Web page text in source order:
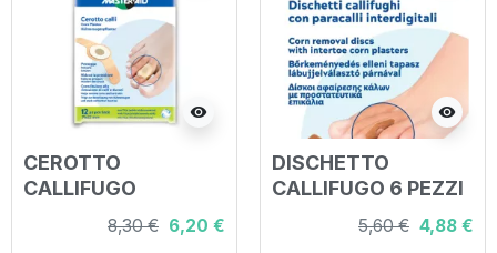
visibility
CEROTTO
CALLIFUGO
MASTER-AID
FOOTCARE 71X22
8,30 € 6,20 €
visibility
DISCHETTO
CALLIFUGO 6 PEZZI
+ PARACALLO 6
5,60 € 4,88 €